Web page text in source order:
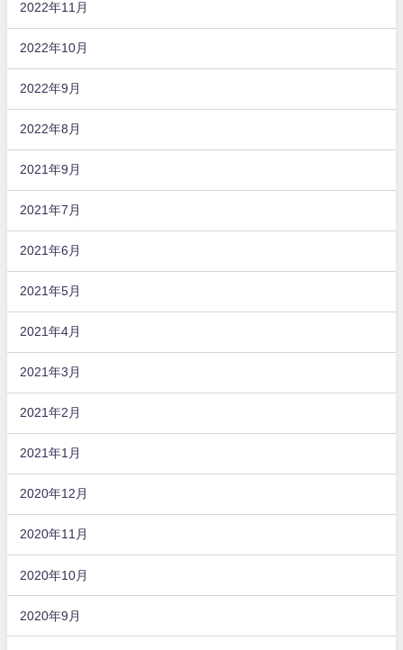
2022年11月
2022年10月
2022年9月
2022年8月
2021年9月
2021年7月
2021年6月
2021年5月
2021年4月
2021年3月
2021年2月
2021年1月
2020年12月
2020年11月
2020年10月
2020年9月